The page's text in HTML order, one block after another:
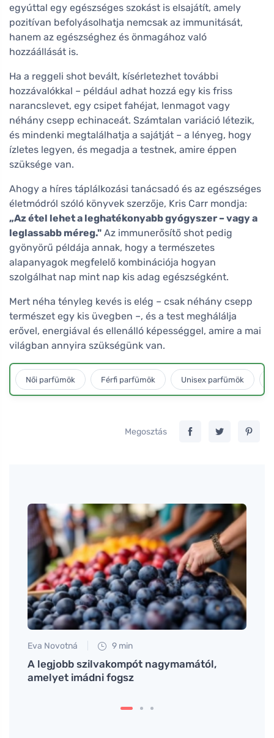
egyúttal egy egészséges szokást is elsajátít, amely
pozitívan befolyásolhatja nemcsak az immunitását,
hanem az egészséghez és önmagához való
hozzáállását is.
Ha a reggeli shot bevált, kísérletezhet további
hozzávalókkal – például adhat hozzá egy kis friss
narancslevet, egy csipet fahéjat, lenmagot vagy
néhány csepp echinaceát. Számtalan variáció létezik,
és mindenki megtalálhatja a sajátját – a lényeg, hogy
ízletes legyen, és megadja a testnek, amire éppen
szüksége van.
Ahogy a híres táplálkozási tanácsadó és az egészséges
életmódról szóló könyvek szerzője, Kris Carr mondja:
„Az étel lehet a leghatékonyabb gyógyszer – vagy a
leglassabb méreg." Az immunerősítő shot pedig
gyönyörű példája annak, hogy a természetes
alapanyagok megfelelő kombinációja hogyan
szolgálhat nap mint nap kis adag egészségként.
Mert néha tényleg kevés is elég – csak néhány csepp
természet egy kis üvegben –, és a test meghálálja
erővel, energiával és ellenálló képességgel, amire a mai
világban annyira szükségünk van.
Női parfümök Férfi parfümök Unisex parfümök
Megosztás
Eva Novotná 9 min
A legjobb szilvakompót nagymamától,
amelyet imádni fogsz